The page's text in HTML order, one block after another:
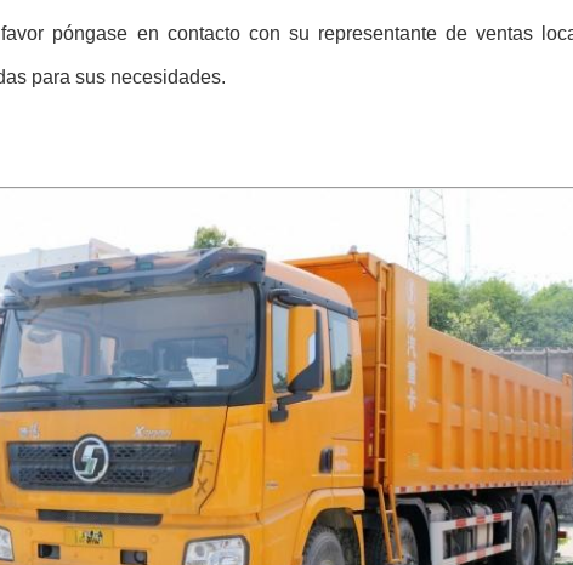
póngase en contacto con su representante de ventas
para sus necesidades.